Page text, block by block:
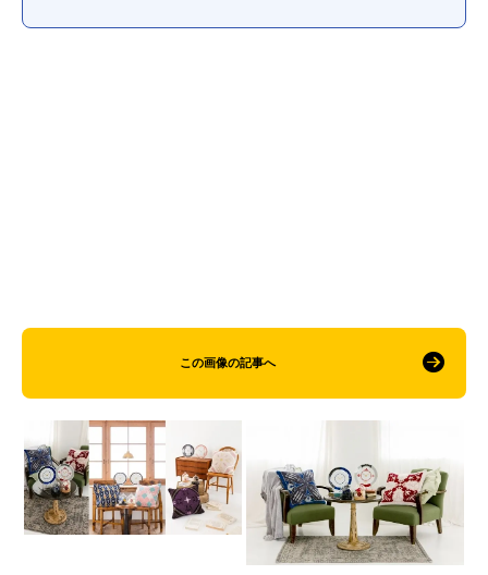
この画像の記事へ